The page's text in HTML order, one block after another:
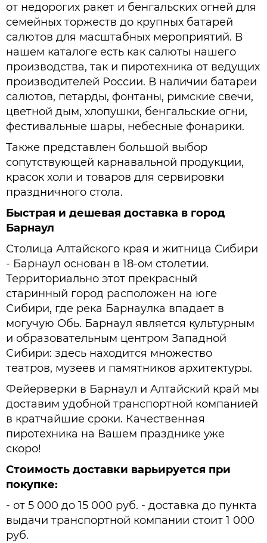
от недорогих ракет и бенгальских огней для
семейных торжеств до крупных батарей
салютов для масштабных мероприятий. В
нашем каталоге есть как салюты нашего
производства, так и пиротехника от ведущих
производителей России. В наличии батареи
салютов, петарды, фонтаны, римские свечи,
цветной дым, хлопушки, бенгальские огни,
фестивальные шары, небесные фонарики.
Также представлен большой выбор
сопутствующей карнавальной продукции,
красок холи и товаров для сервировки
праздничного стола.
Быстрая и дешевая доставка в город
Барнаул
Столица Алтайского края и житница Сибири
- Барнаул основан в 18-ом столетии.
Территориально этот прекрасный
старинный город расположен на юге
Сибири, где река Барнаулка впадает в
могучую Обь. Барнаул является культурным
и образовательным центром Западной
Сибири: здесь находится множество
театров, музеев и памятников архитектуры.
Фейерверки в Барнаул и Алтайский край мы
доставим удобной транспортной компанией
в кратчайшие сроки. Качественная
пиротехника на Вашем празднике уже
скоро!
Стоимость доставки варьируется при
покупке:
- от 5 000 до 15 000 руб. - доставка до пункта
выдачи транспортной компании стоит 1 000
руб.